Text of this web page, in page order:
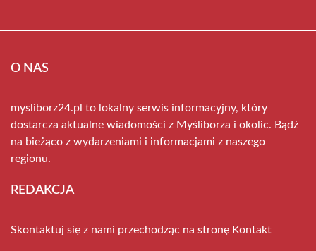
O NAS
mysliborz24.pl to lokalny serwis informacyjny, który
dostarcza aktualne wiadomości z Myśliborza i okolic. Bądź
na bieżąco z wydarzeniami i informacjami z naszego
regionu.
REDAKCJA
Skontaktuj się z nami przechodząc na stronę Kontakt